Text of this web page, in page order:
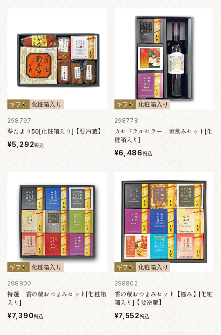
ギフト 化粧箱入り
298797
夢たより50[化粧箱入り]【要冷蔵】
¥5,292税込
ギフト 化粧箱入り
298778
カセドラルセラー 家飲みセット[化
粧箱入り]
¥6,486税込
ギフト 化粧箱入り
298800
特選 香の蔵おつまみセット[化粧箱
入り]
¥7,390税込
ギフト 化粧箱入り
298802
香の蔵おつまみセット【極み】[化粧
箱入り]【要冷蔵】
¥7,552税込